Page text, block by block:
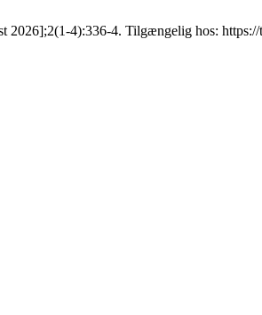
4):336-4. Tilgængelig hos: